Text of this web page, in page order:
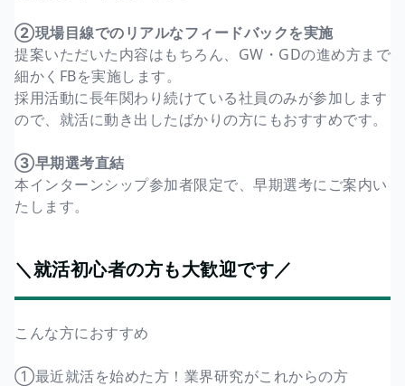
②現場目線でのリアルなフィードバックを実施
提案いただいた内容はもちろん、GW・GDの進め方まで
細かくFBを実施します。
採用活動に長年関わり続けている社員のみが参加します
ので、就活に動き出したばかりの方にもおすすめです。
③早期選考直結
本インターンシップ参加者限定で、早期選考にご案内い
たします。
＼就活初心者の方も大歓迎です／
こんな方におすすめ
①最近就活を始めた方！業界研究がこれからの方